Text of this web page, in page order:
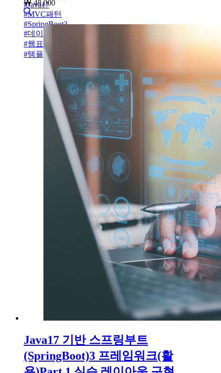
#Java17
#MVC패턴
#SpringBoot3
#데이터베이스
#웹표준
#템플릿엔진
48,000
Java17 기반 스프링부트
(SpringBoot)3 프레임워크(활